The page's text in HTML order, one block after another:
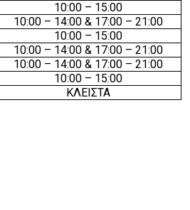
10:00 – 15:00
10:00 – 14:00& 17:00 – 21:00
10:00 – 15:00
10:00 – 14:00& 17:00 – 21:00
10:00 – 14:00& 17:00 – 21:00
10:00 – 15:00
ΚΛΕΙΣΤΑ